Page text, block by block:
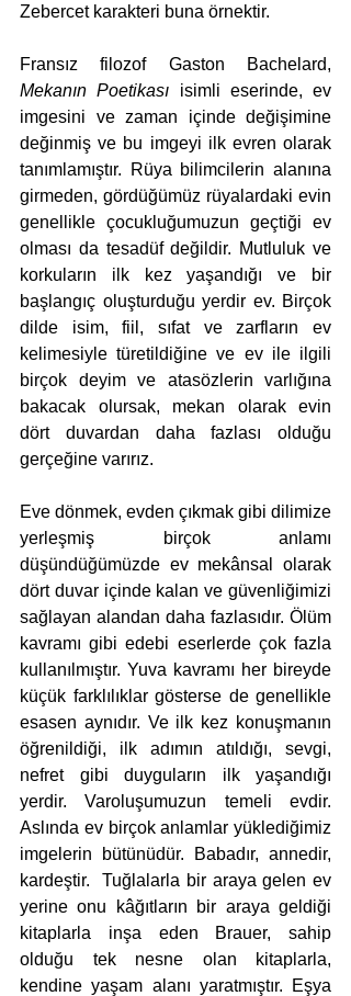
Zebercet karakteri buna örnektir.
Mekanın Poetikası isimli eserinde, ev
imgesini ve zaman içinde değişimine
değinmiş ve bu imgeyi ilk evren olarak
tanımlamıştır. Rüya bilimcilerin alanına
girmeden, gördüğümüz rüyalardaki evin
genellikle çocukluğumuzun geçtiği ev
olması da tesadüf değildir. Mutluluk ve
korkuların ilk kez yaşandığı ve bir
başlangıç oluşturduğu yerdir ev. Birçok
dilde isim, fiil, sıfat ve zarfların ev
kelimesiyle türetildiğine ve ev ile ilgili
birçok deyim ve atasözlerin varlığına
bakacak olursak, mekan olarak evin
dört duvardan daha fazlası olduğu
gerçeğine varırız.
Eve dönmek, evden çıkmak gibi dilimize
yerleşmiş birçok anlamı
düşündüğümüzde ev mekânsal olarak
dört duvar içinde kalan ve güvenliğimizi
sağlayan alandan daha fazlasıdır. Ölüm
kavramı gibi edebi eserlerde çok fazla
kullanılmıştır. Yuva kavramı her bireyde
küçük farklılıklar gösterse de genellikle
esasen aynıdır. Ve ilk kez konuşmanın
öğrenildiği, ilk adımın atıldığı, sevgi,
nefret gibi duyguların ilk yaşandığı
yerdir. Varoluşumuzun temeli evdir.
Aslında ev birçok anlamlar yüklediğimiz
imgelerin bütünüdür. Babadır, annedir,
kardeştir.  Tuğlalarla bir araya gelen ev
yerine onu kâğıtların bir araya geldiği
kitaplarla inşa eden Brauer, sahip
olduğu tek nesne olan kitaplarla,
kendine yaşam alanı yaratmıştır. Eşya